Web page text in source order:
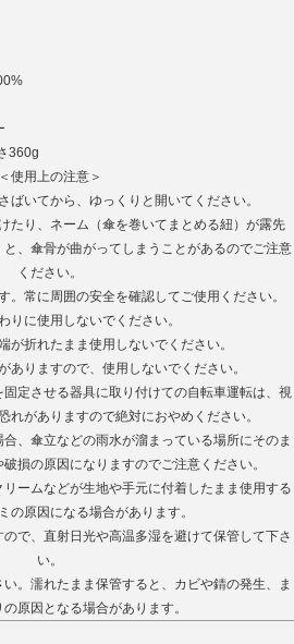
360g
＜使用上の注意＞
ばいてから、ゆっくりと開いてください。
たり、ネーム（傘を巻いてまとめる紐）が露先
と、傘骨が曲がってしまうことがあるのでご注意
ください。
。常に周囲の安全を確認してご使用ください。
りに使用しないでください。
が折れたまま使用しないでください。
ありますので、使用しないでください。
固定させる器具に取り付けての自転車運転は、視
れがありますので絶対におやめください。
、傘立などの雨水が溜まっている場所にそのま
損の原因になりますのでご注意ください。
リームなどが生地や手元に付着したまま使用する
の原因になる場合があります。
で、直射日光や高温多湿を避けて保管して下さ
い。
。濡れたまま保管すると、カビや錆の発生、ま
原因となる場合があります。